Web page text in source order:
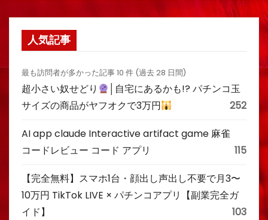
人気記事
最も訪問者が多かった記事 10 件 (過去 28 日間)
超小さい奴せどり
│自宅にあるかも!? パチンコ玉
サイズの商品がヤフオクで3万円
252
AI app claude Interactive artifact game 麻雀
コードレビュー コード アプリ
115
【完全無料】スマホ1台・顔出し声出し不要で月3〜
10万円 TikTok LIVE × パチンコアプリ【副業完全ガ
イド】
103